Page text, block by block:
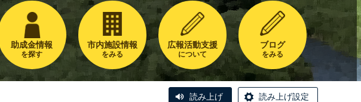
助成金情報
を探す
市内施設情報
をみる
広報活動支援
について
ブログ
をみる
読み上げ 読み上げ設定